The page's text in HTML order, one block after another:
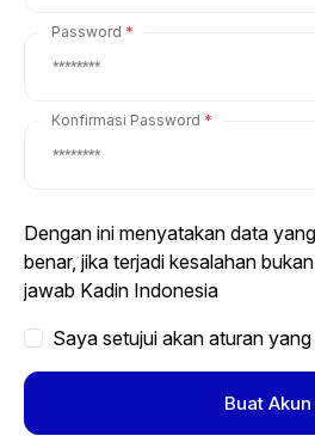
Password
Konfirmasi Password
Dengan ini menyatakan data
benar, jika terjadi kesalahan
jawab Kadin Indonesia
Saya setujui akan aturan
Buat Akun